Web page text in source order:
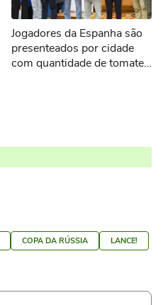
Jogadores da Espanha são
presenteados por cidade
com quantidade de tomates
COPA DA RÚSSIA
LANCE!